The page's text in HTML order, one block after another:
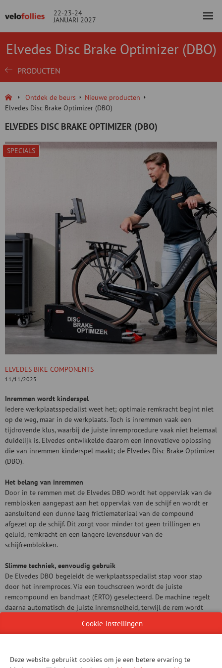
22-23-24
JANUARI 2027
Elvedes Disc Brake Optimizer (DBO)
PRODUCTEN
Ontdek de beurs
Nieuwe producten
Elvedes Disc Brake Optimizer (DBO)
ELVEDES DISC BRAKE OPTIMIZER (DBO)
SPECIALS
ELVEDES BIKE COMPONENTS
11/11/2025
Inremmen wordt kinderspel
Iedere werkplaatsspecialist weet het; optimale remkracht begint niet
op de weg, maar in de werkplaats. Toch is inremmen vaak een
tijdrovende klus, waarbij de juiste inremprocedure vaak niet helemaal
duidelijk is. Elvedes ontwikkelde daarom een innovatieve oplossing
die van inremmen kinderspel maakt; de Elvedes Disc Brake Optimizer
(DBO).
Het belang van inremmen
Door in te remmen met de Elvedes DBO wordt het oppervlak van de
remblokken aangepast aan het oppervlak van de schijf en wordt er
aansluitend een dunne laag frictiemateriaal van de compound
afgezet op de schijf. Dit zorgt voor minder tot geen trillingen en
geluid, remkracht en een langere levensduur van de
schijfremblokken.
Slimme techniek, eenvoudig gebruik
De Elvedes DBO begeleidt de werkplaatsspecialist stap voor stap
door het inremproces. Via een touchscreen wordt de juiste
remcompound en bandmaat (ERTO) geselecteerd. De machine regelt
daarna automatisch de juiste inremsnelheid, terwijl de rem wordt
‘hoe lang remmen of hoe hard remmen?’, de DBO vertelt het allemaal,
Gebouwd voor professionals
Cookie-instellingen
Deze website gebruikt cookies om je een betere ervaring te